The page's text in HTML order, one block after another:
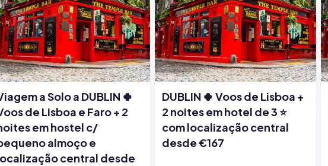
a Solo a DUBLIN 🍀
de Lisboa e Faro + 2
em hostel c/
almoço e
central desde
DUBLIN 🍀 Voos de Lisboa +
2 noites em hotel de 3 ⭐
com localização central
desde €167